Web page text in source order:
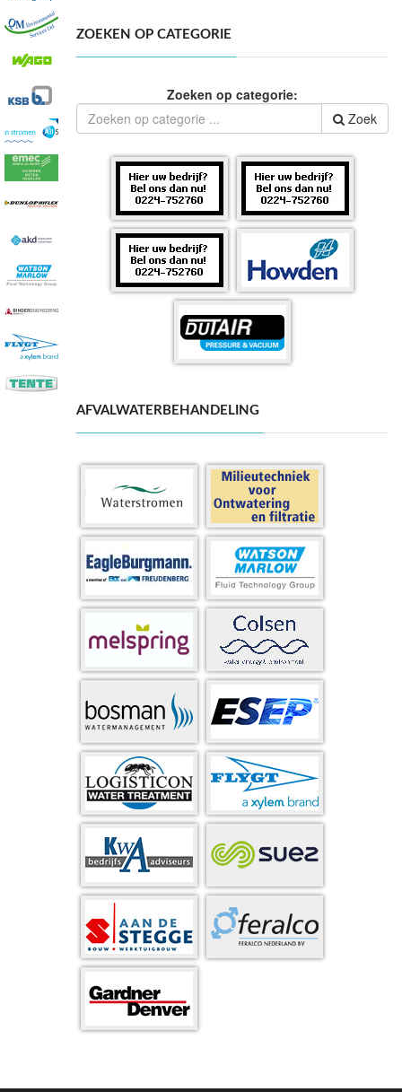
ZOEKEN OP CATEGORIE
Zoeken op categorie:
Zoek
AFVALWATERBEHANDELING